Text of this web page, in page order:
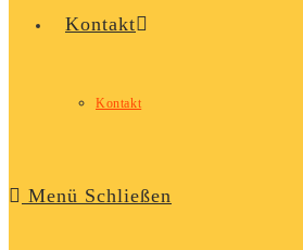
Kontakt
Kontakt
Menü Schließen